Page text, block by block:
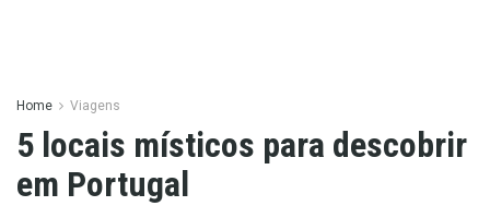
Home Viagens
5 locais místicos para descobrir
em Portugal